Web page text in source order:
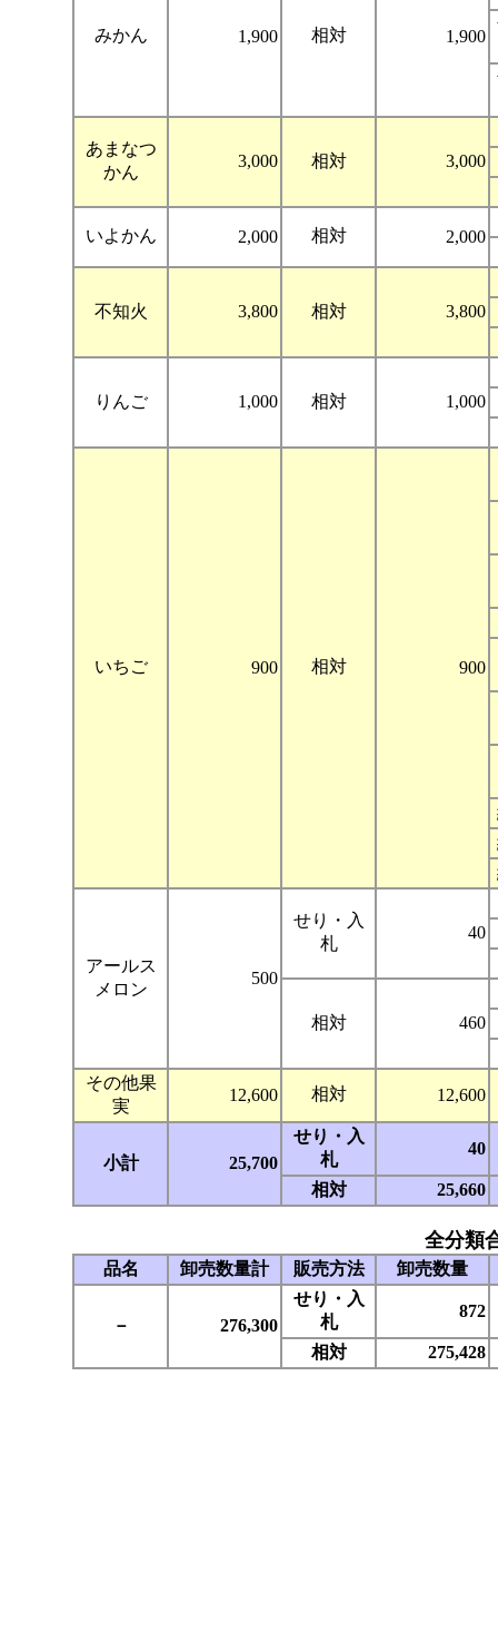
みかん 1,900 相対 1,900
あまなつ
かん
3,000 相対 3,000
いよかん 2,000 相対 2,000
不知火 3,800 相対 3,800
りんご 1,000 相対 1,000
いちご 900 相対 900
アールス
メロン
500
せり・入
札
40
相対 460
その他果
実
12,600 相対 12,600
小計 25,700
せり・入
札
40
相対 25,660
全分類
品名 卸売数量計 販売方法 卸売数量
－ 276,300
せり・入
札
872
相対 275,428